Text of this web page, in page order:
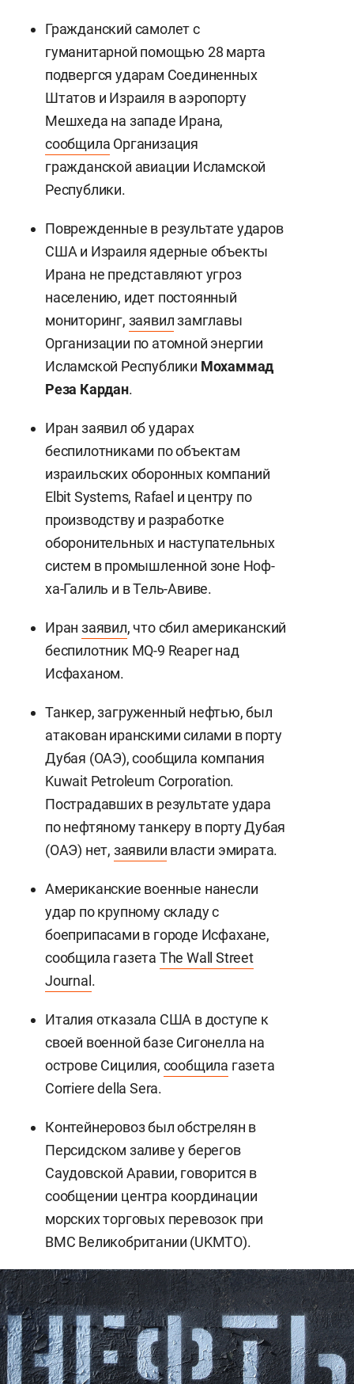
Гражданский самолет с
гуманитарной помощью 28 марта
подвергся ударам Соединенных
Штатов и Израиля в аэропорту
Мешхеда на западе Ирана,
сообщила Организация
гражданской авиации Исламской
Республики.
Поврежденные в результате ударов
США и Израиля ядерные объекты
Ирана не представляют угроз
населению, идет постоянный
мониторинг, заявилзамглавы
Организации по атомной энергии
Исламской Республики Мохаммад
Реза Кардан.
Иран заявил об ударах
беспилотниками по объектам
израильских оборонных компаний
Elbit Systems, Rafael и центру по
производству и разработке
оборонительных и наступательных
систем в промышленной зоне Ноф-
ха-Галиль и в Тель-Авиве.
Иран заявил, что сбил американский
беспилотник MQ-9 Reaper над
Исфаханом.
Танкер, загруженный нефтью, был
атакован иранскими силами в порту
Дубая (ОАЭ), сообщила компания
Kuwait Petroleum Corporation.
Пострадавших в результате удара
по нефтяному танкеру в порту Дубая
(ОАЭ) нет, заявили власти эмирата.
Американские военные нанесли
удар по крупному складу с
боеприпасами в городе Исфахане,
сообщила газета The Wall Street
Journal .
Италия отказала США в доступе к
своей военной базе Сигонелла на
острове Сицилия, сообщила газета
Corriere della Sera.
Контейнеровоз был обстрелян в
Персидском заливе у берегов
Саудовской Аравии, говорится в
сообщении центра координации
морских торговых перевозок при
ВМС Великобритании (UKMTO).